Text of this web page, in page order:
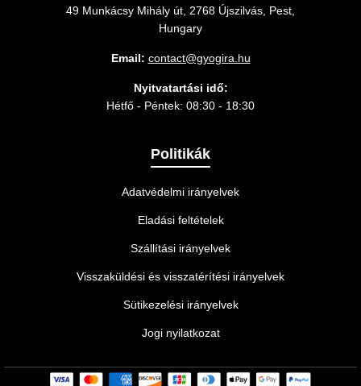
49 Munkácsy Mihály út, 2768 Újszilvás, Pest,
Hungary
Email: contact@gyogira.hu
Nyitvatartási idő:
Hétfő - Péntek: 08:30 - 18:30
Politikák
Adatvédelmi irányelvek
Eladási feltételek
Szállítási irányelvek
Visszaküldési és visszatérítési irányelvek
Sütikezelési irányelvek
Jogi nyilatkozat